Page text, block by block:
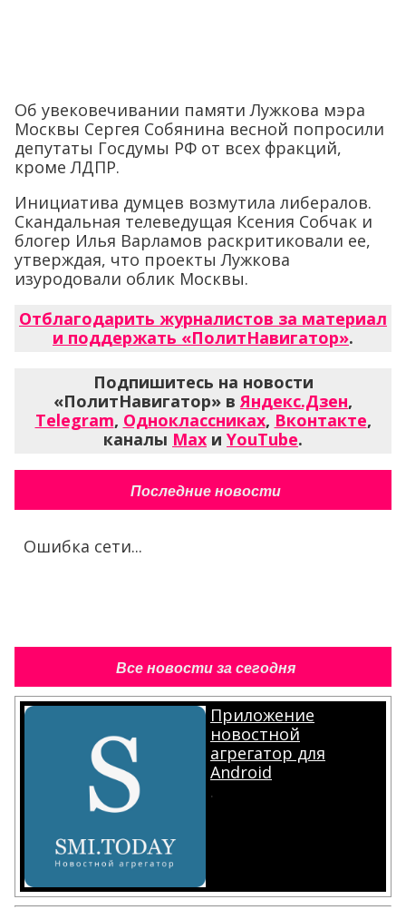
Об увековечивании памяти Лужкова мэра
Москвы Сергея Собянина весной попросили
депутаты Госдумы РФ от всех фракций,
кроме ЛДПР.
Инициатива думцев возмутила либералов.
Скандальная телеведущая Ксения Собчак и
блогер Илья Варламов раскритиковали ее,
утверждая, что проекты Лужкова
изуродовали облик Москвы.
Отблагодарить журналистов за материал
и поддержать «ПолитНавигатор».
Подпишитесь на новости
«ПолитНавигатор» вЯндекс.Дзен,
Telegram, Одноклассниках, Вконтакте,
каналы Max и YouTube.
Последние новости
Ошибка сети...
Все новости за сегодня
Приложение
новостной
агрегатор для
Android
.